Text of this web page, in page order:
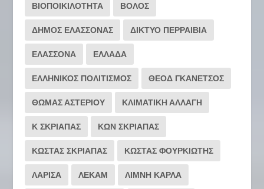
ΒΙΟΠΟΙΚΙΛΟΤΗΤΑ ΒΟΛΟΣ
ΔΗΜΟΣ ΕΛΑΣΣΟΝΑΣ ΔΙΚΤΥΟ ΠΕΡΡΑΙΒΙΑ
ΕΛΑΣΣΟΝΑ ΕΛΛΑΔΑ
ΕΛΛΗΝΙΚΟΣ ΠΟΛΙΤΙΣΜΟΣ ΘΕΟΔ ΓΚΑΝΕΤΣΟΣ
ΘΩΜΑΣ ΑΣΤΕΡΙΟΥ ΚΛΙΜΑΤΙΚΗ ΑΛΛΑΓΗ
Κ ΣΚΡΙΑΠΑΣ ΚΩΝ ΣΚΡΙΑΠΑΣ
ΚΩΣΤΑΣ ΣΚΡΙΑΠΑΣ ΚΩΣΤΑΣ ΦΟΥΡΚΙΩΤΗΣ
ΛΑΡΙΣΑ ΛΕΚΑΜ ΛΙΜΝΗ ΚΑΡΛΑ